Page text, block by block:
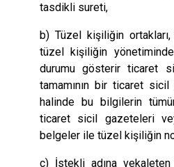
tasdikli sureti,
b) Tüzel kişiliğin
tüzel kişiliğin
durumu gösterir ticaret
tamamının bir ticaret
halinde bu bilgilerin
ticaret sicil gazeteleri
belgeler ile tüzel kişiliğin
c) İstekli adına